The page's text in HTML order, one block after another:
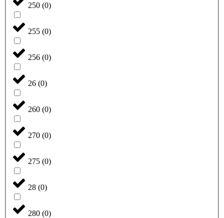
250 (0)
255 (0)
256 (0)
26 (0)
260 (0)
270 (0)
275 (0)
28 (0)
280 (0)